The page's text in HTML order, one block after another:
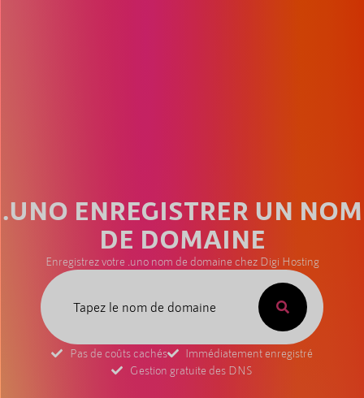
.UNO ENREGISTRER UN NOM
DE DOMAINE
Enregistrez votre .uno nom de domaine chez Digi Hosting
Pas de coûts cachés
Immédiatement enregistré
Gestion gratuite des DNS